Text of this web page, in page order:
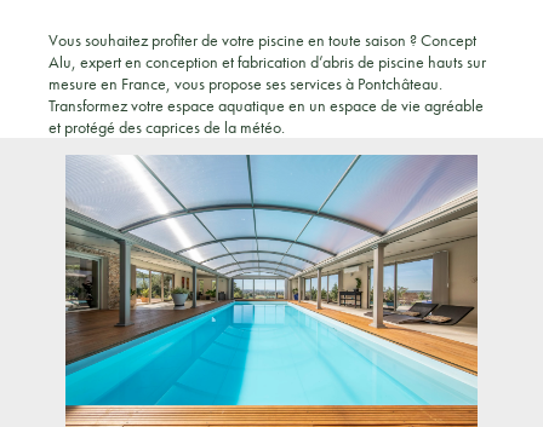
Vous souhaitez profiter de votre piscine en toute saison ? Concept
Alu, expert en conception et fabrication d’abris de piscine hauts sur
mesure en France, vous propose ses services à Pontchâteau.
Transformez votre espace aquatique en un espace de vie agréable
et protégé des caprices de la météo.